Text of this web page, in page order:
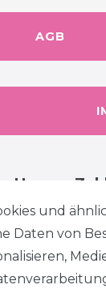
AGB
Unsere
und
Daten von